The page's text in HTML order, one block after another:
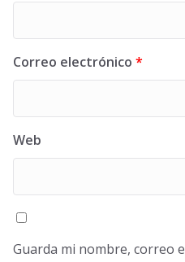
Correo electrónico *
Web
Guarda mi nombre, correo